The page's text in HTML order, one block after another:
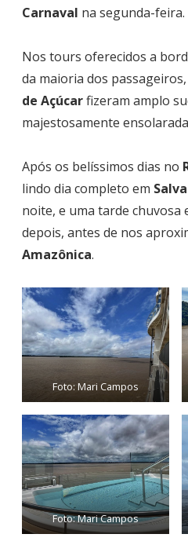
Carnaval na segunda-feira.
Nos tours oferecidos a
da maioria dos passageiros,
de Açúcarfizeram amplo
majestosamente
Após os belíssimos dias no
lindo dia completo em
noite, e uma tarde chuvosa
depois, antes de nos
Amazônica.
Foto: Mari Campos
Foto: Mari Campos